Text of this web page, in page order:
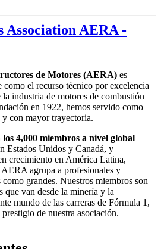
Association AERA -
de Motores (AERA) es
el recurso técnico por excelencia
industria de motores de combustión
en 1922, hemos servido como
con mayor trayectoria.
4,000 miembros a nivel global –
Estados Unidos y Canadá, y
crecimiento en América Latina,
agrupa a profesionales y
como grandes. Nuestros miembros son
que van desde la minería y la
mundo de las carreras de Fórmula 1,
de nuestra asociación.